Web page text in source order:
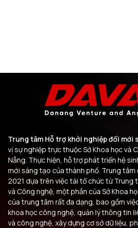
Trung tâm Hỗ trợ khởi nghiệp đổi mới
vị sự nghiệp trực thuộc Sở Khoa học và
Nẵng. Thực hiện, hỗ trợ phát triển hệ
mới sáng tạo của thành phố. Trung tâm
2021 dựa trên việc tái tổ chức từ Trung
và Công nghệ, một phần của Sở Khoa
của trung tâm rất đa dạng, bao gồm
khoa học công nghệ, quản lý thông tin
và công nghệ, xây dựng cơ sở dữ liệu,